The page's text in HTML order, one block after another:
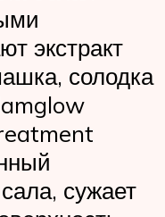
экстракт
солодка
сужает